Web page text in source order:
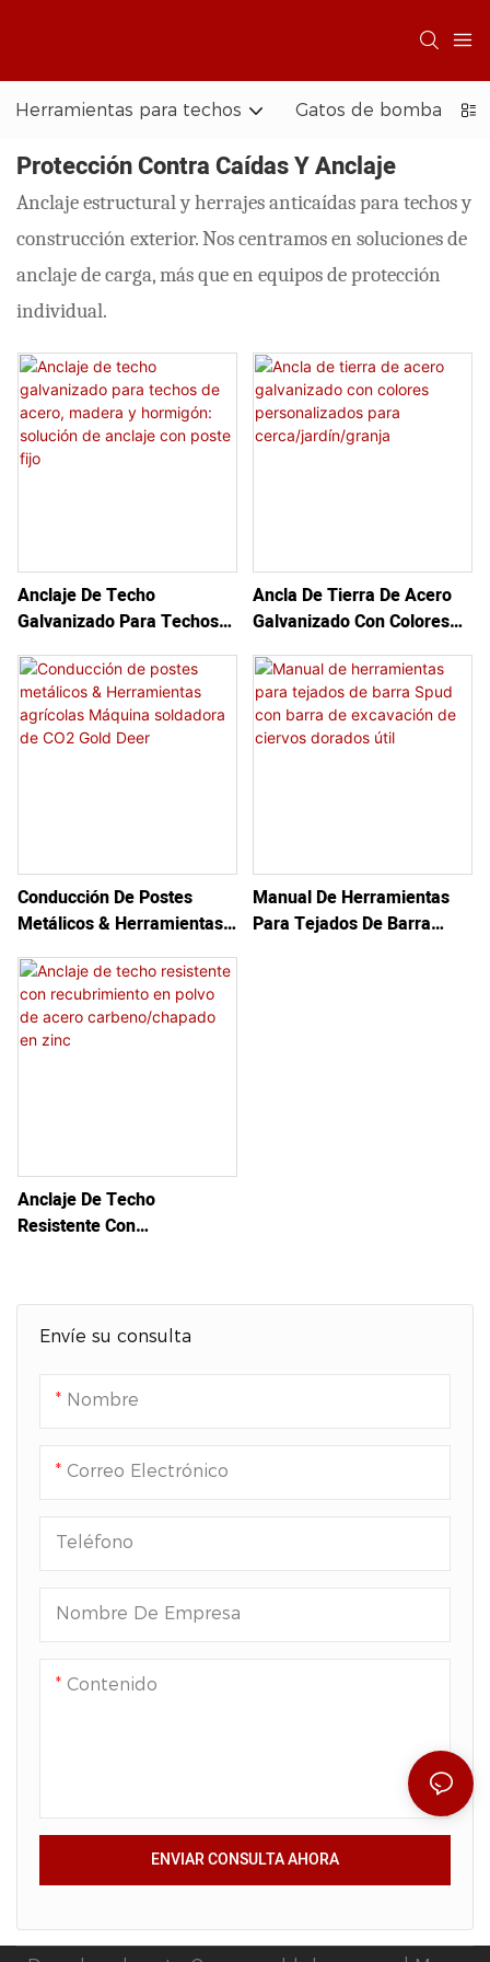
Herramientas para techos Gatos de bomba y
Protección Contra Caídas Y Anclaje
Anclaje estructural y herrajes anticaídas para techos y
construcción exterior. Nos centramos en soluciones de
anclaje de carga, más que en equipos de protección
individual.
Envíe su consulta
Nombre
Correo Electrónico
Teléfono
Nombre De Empresa
Contenido
ENVIAR CONSULTA AHORA
Anclaje De Techo
Galvanizado Para Techos
De Acero, Madera Y
Hormigón: Solución De
Anclaje Con Poste Fijo
Ancla De Tierra De Acero
Galvanizado Con Colores
Personalizados Para
Cerca/jardín/granja
Conducción De Postes
Metálicos & Herramientas
Agrícolas Máquina
Soldadora De CO2 Gold
Deer
Manual De Herramientas
Para Tejados De Barra
Anclaje De Techo
Resistente Con
Zinc